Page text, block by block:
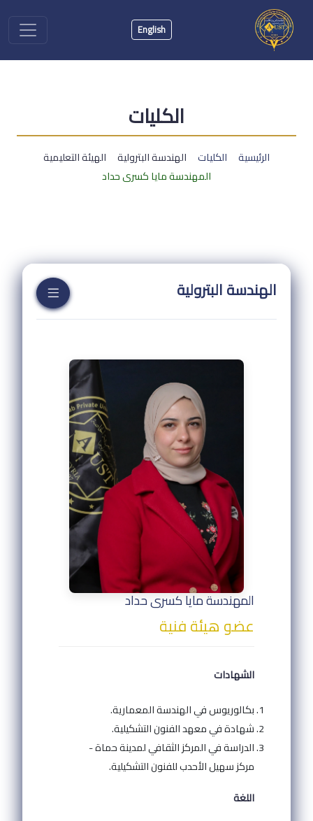
English
الكليات
الرئيسية الكليات الهندسة البترولية
الهيئة التعليمية
المهندسة مايا كسرى حداد
الهندسة البترولية
المهندسة مايا كسرى حداد
عضو هيئة فنية
الشهادات
بكالوريوس في الهندسة المعمارية.
شهادة في معهد الفنون التشكيلية.
الدراسة في المركز الثقافي لمدينة حماة -
مركز سهيل الأحدب للفنون التشكيلية.
اللغة